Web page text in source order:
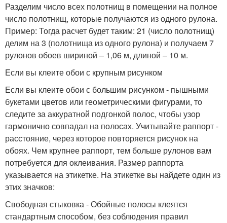
Разделим число всех полотнищ в помещении на полное
число полотнищ, которые получаются из одного рулона.
Пример: Тогда расчет будет таким: 21 (число полотнищ)
делим на 3 (полотнища из одного рулона) и получаем 7
рулонов обоев шириной – 1,06 м, длиной – 10 м.
Если вы клеите обои с крупным рисунком
Если вы клеите обои с большим рисунком - пышными
букетами цветов или геометрическими фигурами, то
следите за аккуратной подгонкой полос, чтобы узор
гармонично совпадал на полосах. Учитывайте раппорт -
расстояние, через которое повторяется рисунок на
обоях. Чем крупнее раппорт, тем больше рулонов вам
потребуется для оклеивания. Размер раппорта
указывается на этикетке. На этикетке вы найдете один из
этих значков:
Свободная стыковка - Обойные полосы клеятся
стандартным способом, без соблюдения правил